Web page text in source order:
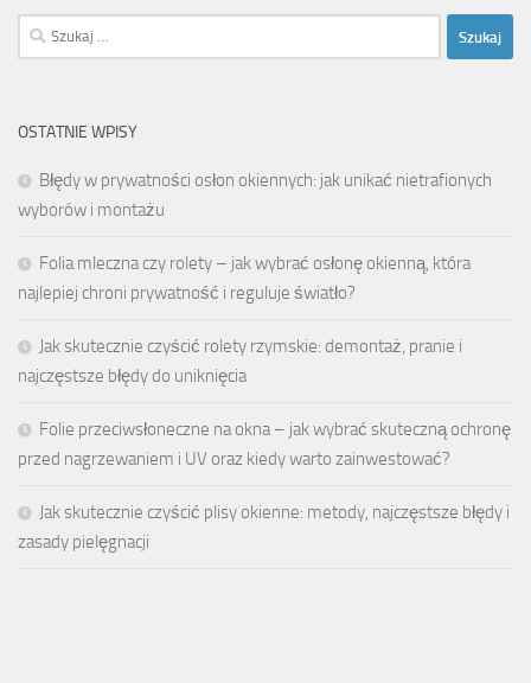
Szukaj:
OSTATNIE WPISY
Błędy w prywatności osłon okiennych: jak unikać nietrafionych
wyborów i montażu
Folia mleczna czy rolety – jak wybrać osłonę okienną, która
najlepiej chroni prywatność i reguluje światło?
Jak skutecznie czyścić rolety rzymskie: demontaż, pranie i
najczęstsze błędy do uniknięcia
Folie przeciwsłoneczne na okna – jak wybrać skuteczną ochronę
przed nagrzewaniem i UV oraz kiedy warto zainwestować?
Jak skutecznie czyścić plisy okienne: metody, najczęstsze błędy i
zasady pielęgnacji